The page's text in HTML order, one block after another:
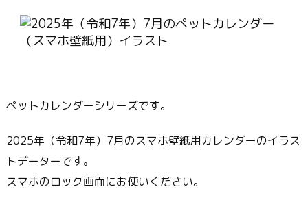
ペットカレンダーシリーズです。
2025年（令和7年）7月のスマホ壁紙用カレンダーのイラス
トデーターです。
スマホのロック画面にお使いください。